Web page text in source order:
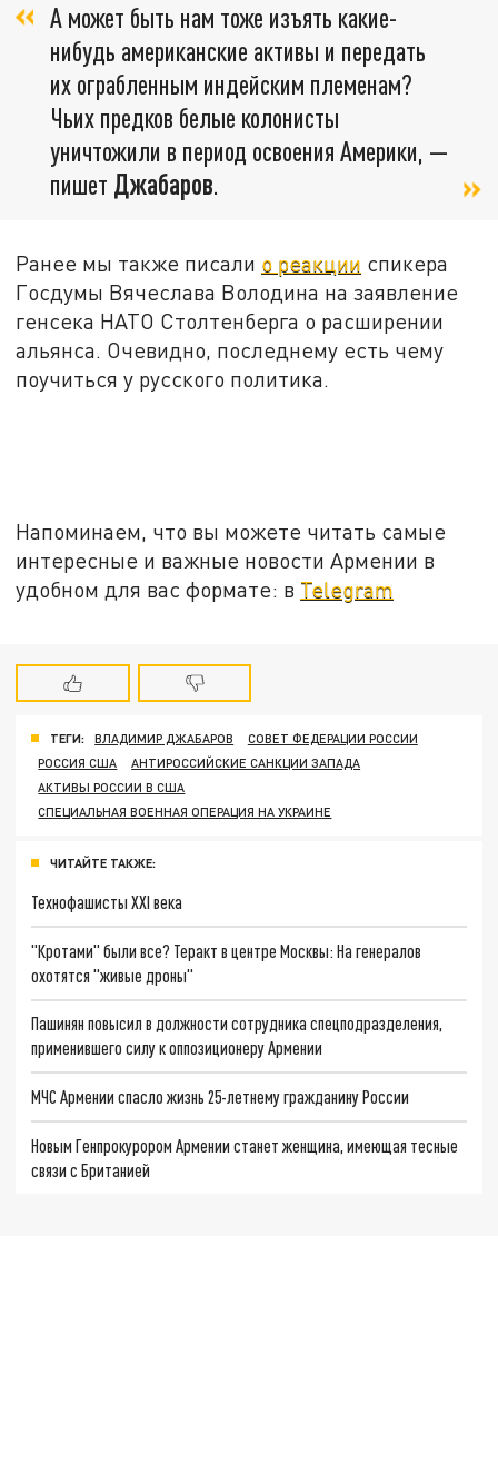
А может быть нам тоже изъять какие-
нибудь американские активы и передать
их ограбленным индейским племенам?
Чьих предков белые колонисты
уничтожили в период освоения Америки, —
пишет Джабаров.
Ранее мы также писали о реакции спикера
Госдумы Вячеслава Володина на заявление
генсека НАТО Столтенберга о расширении
альянса. Очевидно, последнему есть чему
поучиться у русского политика.
Напоминаем, что вы можете читать самые
интересные и важные новости Армении в
удобном для вас формате: в Telegram
ТЕГИ: ВЛАДИМИР ДЖАБАРОВ
СОВЕТ ФЕДЕРАЦИИ РОССИИ
РОССИЯ США
АНТИРОССИЙСКИЕ САНКЦИИ ЗАПАДА
АКТИВЫ РОССИИ В США
СПЕЦИАЛЬНАЯ ВОЕННАЯ ОПЕРАЦИЯ НА УКРАИНЕ
ЧИТАЙТЕ ТАКЖЕ:
Технофашисты XXI века
"Кротами" были все? Теракт в центре Москвы: На генералов
охотятся "живые дроны"
Пашинян повысил в должности сотрудника спецподразделения,
применившего силу к оппозиционеру Армении
МЧС Армении спасло жизнь 25-летнему гражданину России
Новым Генпрокурором Армении станет женщина, имеющая тесные
связи с Британией